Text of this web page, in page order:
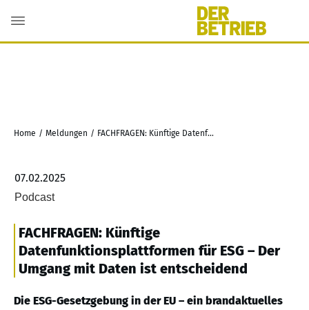
Home / Meldungen / FACHFRAGEN: Künftige Datenfunktionsplattformen für ESG – Der Umgang mit Daten ist entscheidend
07.02.2025
Podcast
FACHFRAGEN: Künftige
Datenfunktionsplattformen für ESG – Der
Umgang mit Daten ist entscheidend
Die ESG-Gesetzgebung in der EU – ein brandaktuelles